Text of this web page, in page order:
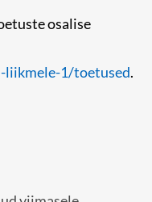
osalise
1/toetused.